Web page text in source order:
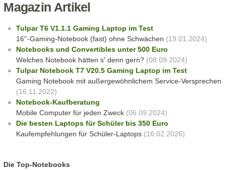
Magazin Artikel
Tulpar T6 V1.1.1 Gaming Laptop im Test
16''-Gaming-Notebook (fast) ohne Schwächen (19.01.2024)
Notebooks und Convertibles unter 500 Euro
Welches Notebook hätten s' denn gern?(08.09.2024)
Tulpar Notebook T7 V20.5 Gaming Laptop im Test
Gaming Notebook mit außergewöhnlichem Service-Versprechen
(16.11.2022)
Notebook-Kaufberatung
Mobile Computer für jeden Zweck(06.09.2024)
Die besten Laptops für Schüler bis 350 Euro
Kaufempfehlungen für Schüler-Laptops(16.02.2026)
Die Top-Notebooks